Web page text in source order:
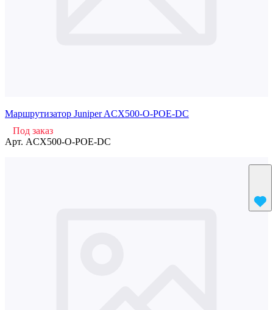
Маршрутизатор Juniper ACX500-O-POE-DC
Под заказ
Арт. ACX500-O-POE-DC